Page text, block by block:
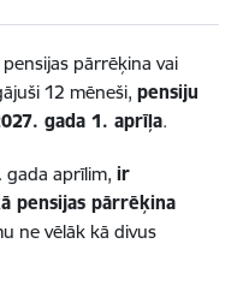
pārrēķina vai
12 mēneši, pensiju
gada 1. aprīļa.
gada aprīlim, ir
pensijas pārrēķina
ne vēlāk kā divus